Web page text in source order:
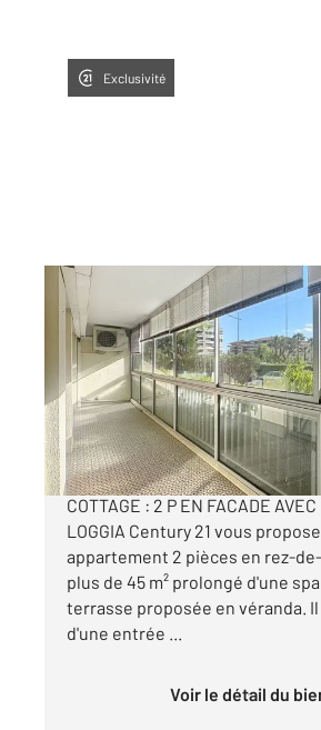
Exclusivité
MANDELIEU LA NAPOULE 06
45,13 m , 2 pièces
Ref : 40851
Appartement F2 à vendre
219 000 €
MANDELIEU-LA-NAPOULE -
COTTAGE : 2 P EN FACADE
LOGGIA Century 21 vous
appartement 2 pièces en rez-
plus de 45 m² prolongé d'une
terrasse proposée en véranda.
d'une entrée ...
Voir le détail du